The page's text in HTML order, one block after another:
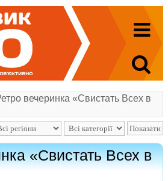
вечеринка «Свистать Всех в
«Свистать Всех в